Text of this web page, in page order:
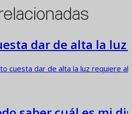
dar de alta la luz
cuesta dar de alta la luz requiere